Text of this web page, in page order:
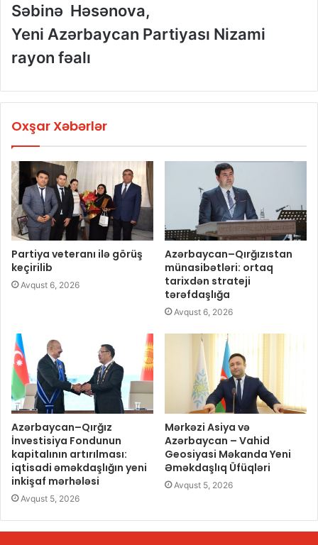
Səbinə Həsənova,
Yeni Azərbaycan Partiyası Nizami
rayon fəalı
Oxşar Xəbərlər
Partiya veteranı ilə görüş
keçirilib
Avqust 6, 2026
Azərbaycan–Qırğızıstan
münasibətləri: ortaq
tarixdən strateji
tərəfdaşlığa
Avqust 6, 2026
Azərbaycan–Qırğız
İnvestisiya Fondunun
kapitalının artırılması:
iqtisadi əməkdaşlığın yeni
inkişaf mərhələsi
Avqust 5, 2026
Mərkəzi Asiya və
Azərbaycan – Vahid
Geosiyasi Məkanda Yeni
Əməkdaşlıq Üfüqləri
Avqust 5, 2026